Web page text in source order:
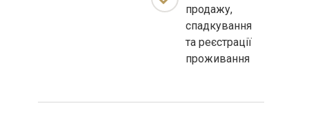
продажу,
спадкування
та реєстрації
проживання